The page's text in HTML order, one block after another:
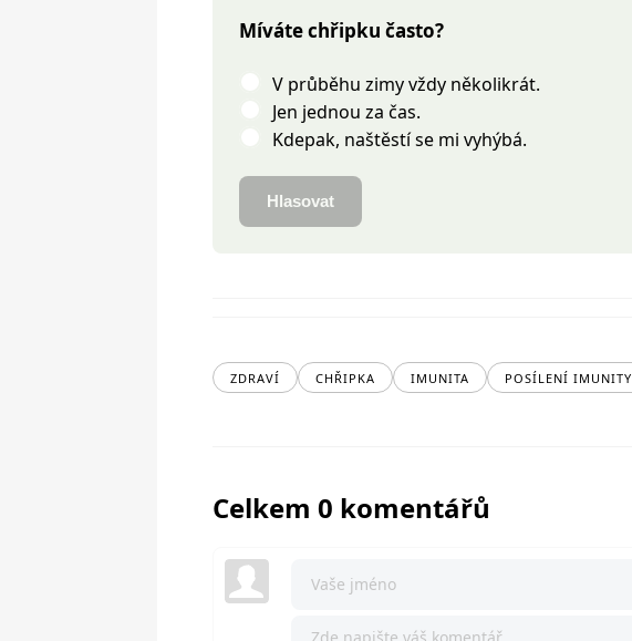
Míváte chřipku často?
V průběhu zimy vždy několikrát.
Jen jednou za čas.
Kdepak, naštěstí se mi vyhýbá.
Hlasovat
ZDRAVÍ CHŘIPKA IMUNITA POSÍLENÍ IMUNITY
Celkem 0 komentářů